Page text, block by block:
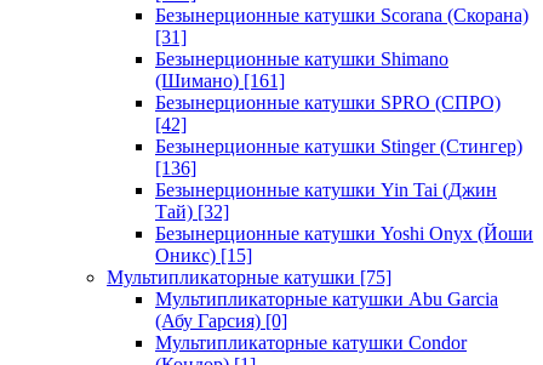
Безынерционные катушки Scorana (Скорана)
[31]
Безынерционные катушки Shimano
(Шимано) [161]
Безынерционные катушки SPRO (СПРО)
[42]
Безынерционные катушки Stinger (Стингер)
[136]
Безынерционные катушки Yin Tai (Джин
Тай) [32]
Безынерционные катушки Yoshi Onyx (Йоши
Оникс) [15]
Мультипликаторные катушки [75]
Мультипликаторные катушки Abu Garcia
(Абу Гарсия) [0]
Мультипликаторные катушки Condor